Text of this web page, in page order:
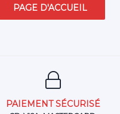
PAIEMENT SÉCURISÉ